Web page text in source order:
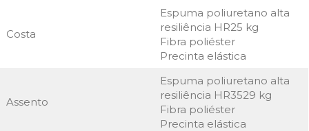
Costa
Espuma poliuretano alta
resiliência HR25 kg
Fibra poliéster
Precinta elástica
Assento
Espuma poliuretano alta
resiliência HR3529 kg
Fibra poliéster
Precinta elástica